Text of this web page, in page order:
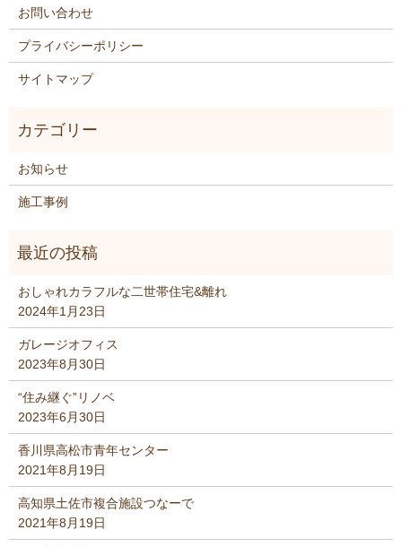
お問い合わせ
プライバシーポリシー
サイトマップ
お知らせ
施工事例
おしゃれカラフルな二世帯住宅&離れ
2024年1月23日
ガレージオフィス
2023年8月30日
“住み継ぐ”リノベ
2023年6月30日
香川県高松市青年センター
2021年8月19日
高知県土佐市複合施設つなーで
2021年8月19日